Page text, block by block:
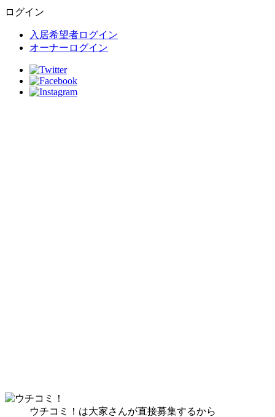
ログイン
入居希望者ログイン
オーナーログイン
ウチコミ！は大家さんが直接募集するから